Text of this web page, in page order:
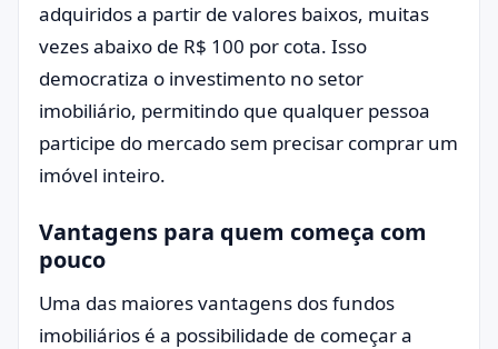
adquiridos a partir de valores baixos, muitas
vezes abaixo de R$ 100 por cota. Isso
democratiza o investimento no setor
imobiliário, permitindo que qualquer pessoa
participe do mercado sem precisar comprar um
imóvel inteiro.
Vantagens para quem começa com
pouco
Uma das maiores vantagens dos fundos
imobiliários é a possibilidade de começar a